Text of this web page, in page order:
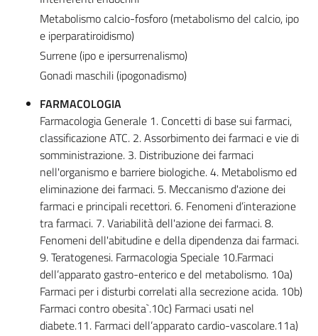
Metabolismo calcio-fosforo (metabolismo del calcio, ipo
e iperparatiroidismo)
Surrene (ipo e ipersurrenalismo)
Gonadi maschili (ipogonadismo)
FARMACOLOGIA
Farmacologia Generale 1. Concetti di base sui farmaci,
classificazione ATC. 2. Assorbimento dei farmaci e vie di
somministrazione. 3. Distribuzione dei farmaci
nell'organismo e barriere biologiche. 4. Metabolismo ed
eliminazione dei farmaci. 5. Meccanismo d'azione dei
farmaci e principali recettori. 6. Fenomeni d’interazione
tra farmaci. 7. Variabilità dell'azione dei farmaci. 8.
Fenomeni dell'abitudine e della dipendenza dai farmaci.
9. Teratogenesi. Farmacologia Speciale 10.Farmaci
dell’apparato gastro-enterico e del metabolismo. 10a)
Farmaci per i disturbi correlati alla secrezione acida. 10b)
Farmaci contro obesita`.10c) Farmaci usati nel
diabete.11. Farmaci dell’apparato cardio-vascolare.11a)